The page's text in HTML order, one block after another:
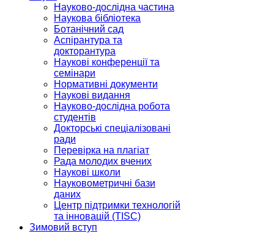
Науково-дослідна частина
Наукова бібліотека
Ботанічний сад
Аспірантура та
докторантура
Наукові конференції та
семінари
Нормативні документи
Наукові видання
Науково-дослідна робота
студентів
Докторські спеціалізовані
ради
Перевірка на плагіат
Рада молодих вчених
Наукові школи
Науковометричні бази
даних
Центр підтримки технологій
та інновацій (TISC)
Зимовий вступ